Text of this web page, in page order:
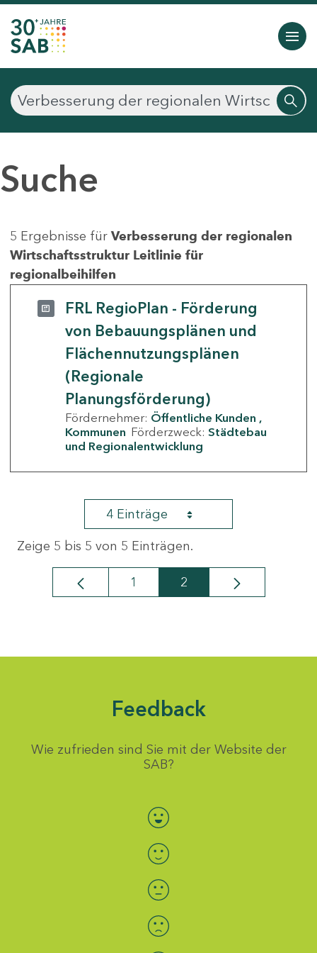
Suche
5 Ergebnisse für Verbesserung der regionalen
Wirtschaftsstruktur Leitlinie für
regionalbeihilfen
FRL RegioPlan - Förderung
von Bebauungsplänen und
Flächennutzungsplänen
(Regionale
Planungsförderung)
Fördernehmer: Öffentliche Kunden
Kommunen Förderzweck: Städtebau
und Regionalentwicklung
4 Einträge
Zeige 5 bis 5 von 5 Einträgen.
Seite
1 Seite
2
Feedback
Wie zufrieden sind Sie mit der Website der
SAB?
Bewertung auswählen